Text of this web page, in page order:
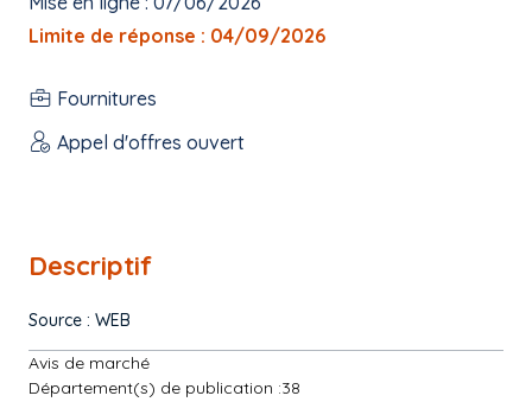
Limite de réponse : 04/09/2026
Fournitures
Appel d'offres ouvert
Descriptif
Source : WEB
Avis de marché
Département(s) de publication :38